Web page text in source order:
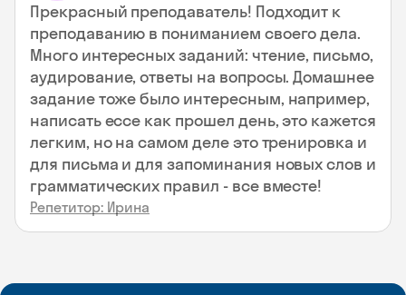
Прекрасный преподаватель! Подходит к
преподаванию в пониманием своего дела.
Много интересных заданий: чтение, письмо,
аудирование, ответы на вопросы. Домашнее
задание тоже было интересным, например,
написать ессе как прошел день, это кажется
легким, но на самом деле это тренировка и
для письма и для запоминания новых слов и
грамматических правил - все вместе!
Репетитор: Ирина